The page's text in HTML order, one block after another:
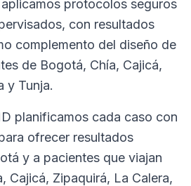
protocolos seguros
con resultados
complemento del diseño de
de Bogotá, Chía, Cajicá,
y Tunja.
planificamos cada caso con
ofrecer resultados
y a pacientes que viajan
Cajicá, Zipaquirá, La Calera,